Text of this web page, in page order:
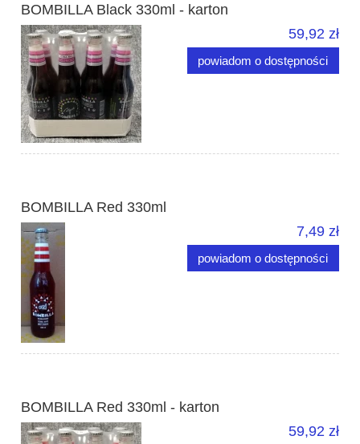
BOMBILLA Black 330ml - karton
59,92 zł
powiadom o dostępności
BOMBILLA Red 330ml
7,49 zł
powiadom o dostępności
BOMBILLA Red 330ml - karton
59,92 zł